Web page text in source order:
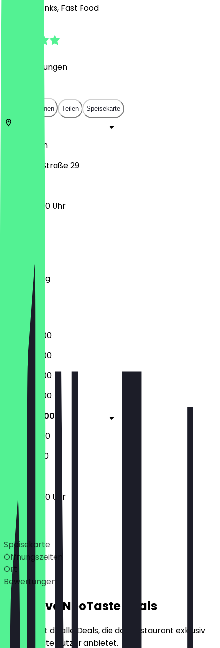
Burger, Drinks, Fast Food
Bewertungen
In App öffnen Teilen Speisekarte
Köln
Zülpicher Straße 29
11:00 - 04:00 Uhr
Mittwoch
Donnerstag
Freitag
Samstag
Sonntag
15:00 - 02:00
15:00 - 02:00
15:00 - 02:00
15:00 - 03:00
11:00 - 04:00
11:00 - 04:00
11:30 - 03:00
11:00 - 04:00 Uhr
Deals
Speisekarte
Öffnungszeiten
Ort
Bewertungen
Exklusive NeoTaste Deals
Hier findest du alle Deals, die das Restaurant exklusiv
für NeoTaste Nutzer anbietet.